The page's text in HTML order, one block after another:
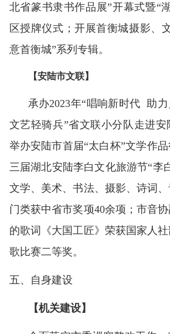
北省篆书隶书作品展”开幕式暨“
区授牌仪式；开展首衡城摄影、
意首衡城”系列专辑。
【安陆市文联】
承办2023年“唱响新时代 助
文艺轻骑兵”省文联小分队走进安
举办安陆市首届“太白杯”文学作
三届湖北安陆李白文化旅游节“李
文学、美术、书法、摄影、诗词
门类获中省市奖项40余项；市音
的歌词《大国工匠》荣获国家人
歌比赛二等奖。
五、 自身建设
【机关建设】